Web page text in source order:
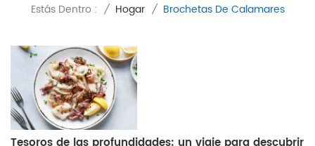
Estás Dentro : / Hogar / Brochetas De Calamares
Tesoros de las profundidades: un viaje para descubrir